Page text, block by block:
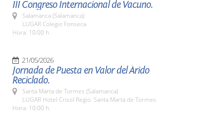
III Congreso Internacional de Vacuno.
Salamanca (Salamanca)
LUGAR Colegio Fonseca
Hora: 10:00 h.
21/05/2026
Jornada de Puesta en Valor del Árido
Reciclado.
Santa Marta de Tormes (Salamanca)
LUGAR Hotel Crisol Regio. Santa Marta de Tormes
Hora: 10:00 h.